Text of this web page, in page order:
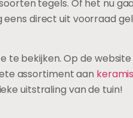
tegels. Of het nu
direct uit voorraad
te bekijken. Op de
assortiment aan
uitstraling van de tuin!